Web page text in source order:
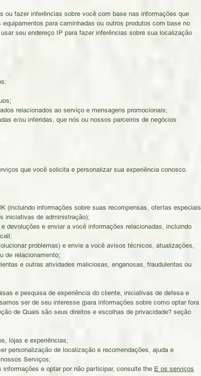
ou fazer inferências sobre você com base nas informações que
para caminhadas ou outros produtos com base no
seu endereço IP para fazer inferências sobre sua localização
relacionados ao serviço e mensagens promocionais;
e/ou inferidas, que nós ou nossos parceiros de negócios
que você solicita e personalizar sua experiência conosco.
(incluindo informações sobre suas recompensas, ofertas especiais
iniciativas de administração);
devoluções e enviar a você informações relacionadas, incluindo
problemas) e envie a você avisos técnicos, atualizações,
de relacionamento;
e outras atividades maliciosas, enganosas, fraudulentas ou
e pesquisa de experiência do cliente, iniciativas de defesa e
ser de seu interesse (para informações sobre como optar fora
de Quais são seus direitos e escolhas de privacidade? seção
lojas e experiências;
personalização de localização e recomendações, ajuda e
Serviços;
e optar por não participar, consulte the E os serviços